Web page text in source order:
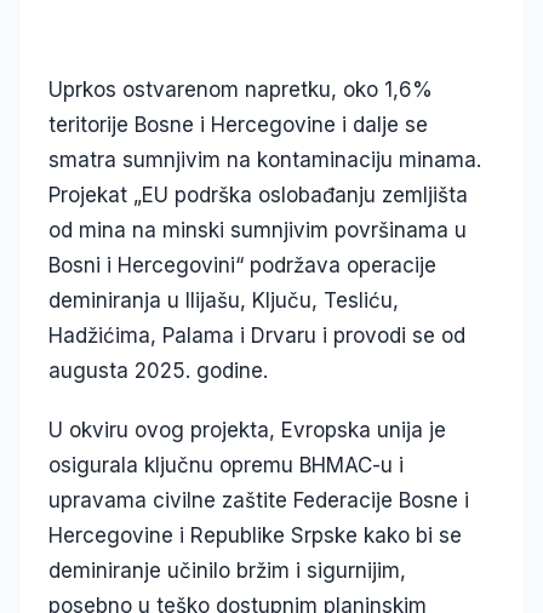
Uprkos ostvarenom napretku, oko 1,6%
teritorije Bosne i Hercegovine i dalje se
smatra sumnjivim na kontaminaciju minama.
Projekat „EU podrška oslobađanju zemljišta
od mina na minski sumnjivim površinama u
Bosni i Hercegovini“ podržava operacije
deminiranja u Ilijašu, Ključu, Tesliću,
Hadžićima, Palama i Drvaru i provodi se od
augusta 2025. godine.
U okviru ovog projekta, Evropska unija je
osigurala ključnu opremu BHMAC-u i
upravama civilne zaštite Federacije Bosne i
Hercegovine i Republike Srpske kako bi se
deminiranje učinilo bržim i sigurnijim,
posebno u teško dostupnim planinskim